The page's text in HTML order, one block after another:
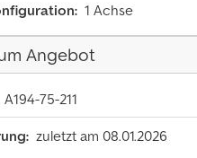
1 Achse
Angebot
A194-75-211
zuletzt am 08.01.2026